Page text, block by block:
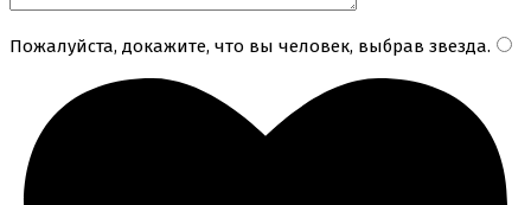
Пожалуйста, докажите, что вы человек, выбрав звезда.